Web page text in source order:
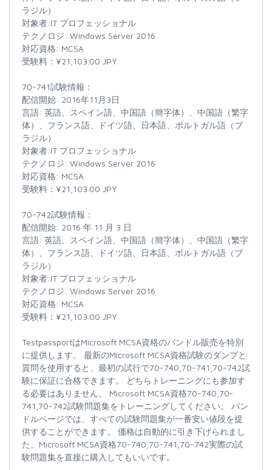
ラジル）
対象者:IT プロフェッショナル
テクノロジ: Windows Server 2016
対応資格: MCSA
受験料：¥21,103.00 JPY
70-741試験情報：
配信開始: 2016年11月3日
言語: 英語、スペイン語、中国語（簡字体）、中国語（繁字
体）、フランス語、ドイツ語、日本語、ポルトガル語（ブ
ラジル）
対象者:IT プロフェッショナル
テクノロジ: Windows Server 2016
対応資格: MCSA
受験料：¥21,103.00 JPY
70-742試験情報：
配信開始: 2016 年 11 月 3 日
言語: 英語、スペイン語、中国語（簡字体）、中国語（繁字
体）、フランス語、ドイツ語、日本語、ポルトガル語（ブ
ラジル）
対象者:IT プロフェッショナル
テクノロジ: Windows Server 2016
対応資格: MCSA
受験料：¥21,103.00 JPY
TestpassportはMicrosoft MCSA資格のバンドル販売を特別
に提供します。 最新のMicrosoft MCSA資格試験のダンプと
質問を使用すると、最初の試行で70-740,70-741,70-742試
験に保証に合格できます。 どちらトレーニングにも参加す
る必要はありません。 Microsoft MCSA資格70-740,70-
741,70-742試験問題集をトレーニングしてください。 バン
ドルページでは、すべての試験問題集が一番安い値段を提
供することができます。 価格は自動的に引き下げられまし
た。Microsoft MCSA資格70-740,70-741,70-742実際の試
験問題集を直接に購入してもいいです。